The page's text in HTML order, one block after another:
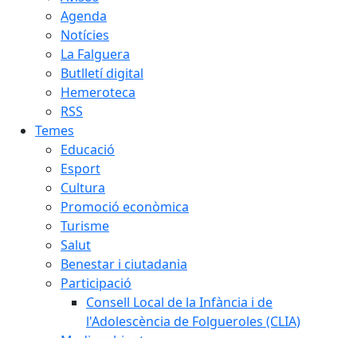
Agenda
Notícies
La Falguera
Butlletí digital
Hemeroteca
RSS
Temes
Educació
Esport
Cultura
Promoció econòmica
Turisme
Salut
Benestar i ciutadania
Participació
Consell Local de la Infància i de
l'Adolescència de Folgueroles (CLIA)